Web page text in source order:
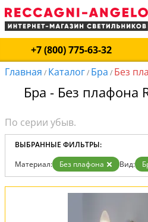
+7 (800) 775-63-32
Главная / Каталог/ Бра / Без
Бра - Без плафона
ВЫБРАННЫЕ ФИЛЬТРЫ:
Материал: Без плафона Вид: